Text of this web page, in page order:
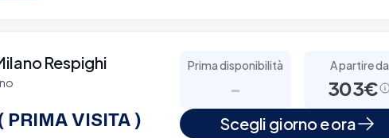
Respighi
PRIMA VISITA )
Prima disponibilità
-
A partire da
303€
Scegli giorno e ora